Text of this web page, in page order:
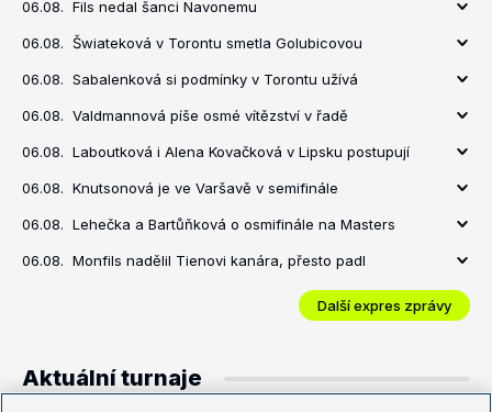
06.08. Fils nedal šanci Navonemu
06.08. Šwiateková v Torontu smetla Golubicovou
06.08. Sabalenková si podmínky v Torontu užívá
06.08. Valdmannová píše osmé vítězství v řadě
06.08. Laboutková i Alena Kovačková v Lipsku postupují
06.08. Knutsonová je ve Varšavě v semifinále
06.08. Lehečka a Bartůňková o osmifinále na Masters
06.08. Monfils nadělil Tienovi kanára, přesto padl
Další expres zprávy
Aktuální turnaje